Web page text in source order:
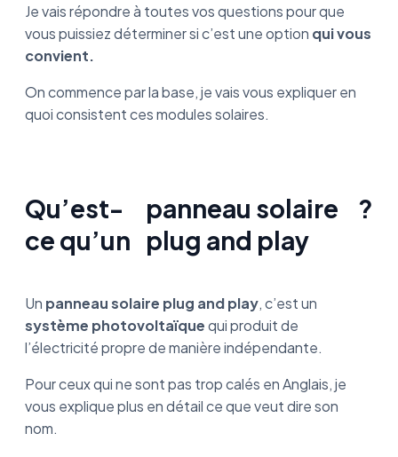
Je vais répondre à toutes vos questions pour que
vous puissiez déterminer si c’est une option qui vous
convient.
On commence par la base, je vais vous expliquer en
quoi consistent ces modules solaires.
Qu’est-
ce qu’un
panneau solaire
plug and play
?
Un panneau solaire plug and play, c’est un
système photovoltaïquequi produit de
l’électricité propre de manière indépendante.
Pour ceux qui ne sont pas trop calés en Anglais, je
vous explique plus en détail ce que veut dire son
nom.